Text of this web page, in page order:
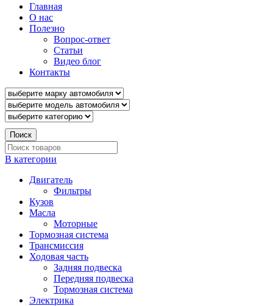
Главная
О нас
Полезно
Вопрос-ответ
Статьи
Видео блог
Контакты
Поиск
В категории
Двигатель
Фильтры
Кузов
Масла
Моторные
Тормозная система
Трансмиссия
Ходовая часть
Задняя подвеска
Передняя подвеска
Тормозная система
Электрика